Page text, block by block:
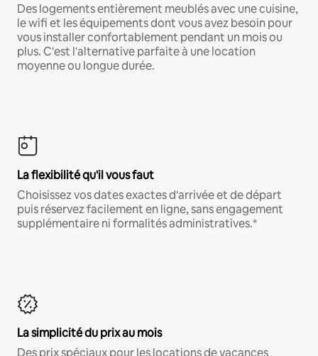
Des logements entièrement meublés avec une cuisine,
le wifi et les équipements dont vous avez besoin pour
vous installer confortablement pendant un mois ou
plus. C'est l'alternative parfaite à une location
moyenne ou longue durée.
La flexibilité qu'il vous faut
Choisissez vos dates exactes d'arrivée et de départ
puis réservez facilement en ligne, sans engagement
supplémentaire ni formalités administratives.*
La simplicité du prix au mois
Des prix spéciaux pour les locations de vacances